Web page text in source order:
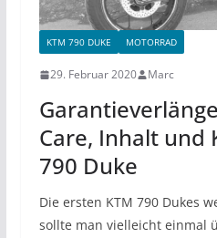
KTM 790 DUKE MOTORRAD
29. Februar 2020 Marc
Care, Inhalt und
790 Duke
Die ersten KTM 790 Dukes
sollte man vielleicht einmal